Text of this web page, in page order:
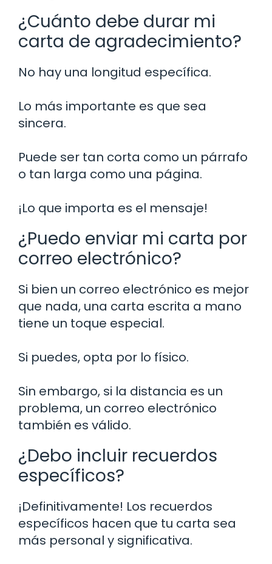
¿Cuánto debe durar mi
carta de agradecimiento?
No hay una longitud específica.
Lo más importante es que sea
sincera.
Puede ser tan corta como un párrafo
o tan larga como una página.
¡Lo que importa es el mensaje!
¿Puedo enviar mi carta por
correo electrónico?
Si bien un correo electrónico es mejor
que nada, una carta escrita a mano
tiene un toque especial.
Si puedes, opta por lo físico.
Sin embargo, si la distancia es un
problema, un correo electrónico
también es válido.
¿Debo incluir recuerdos
específicos?
¡Definitivamente! Los recuerdos
específicos hacen que tu carta sea
más personal y significativa.